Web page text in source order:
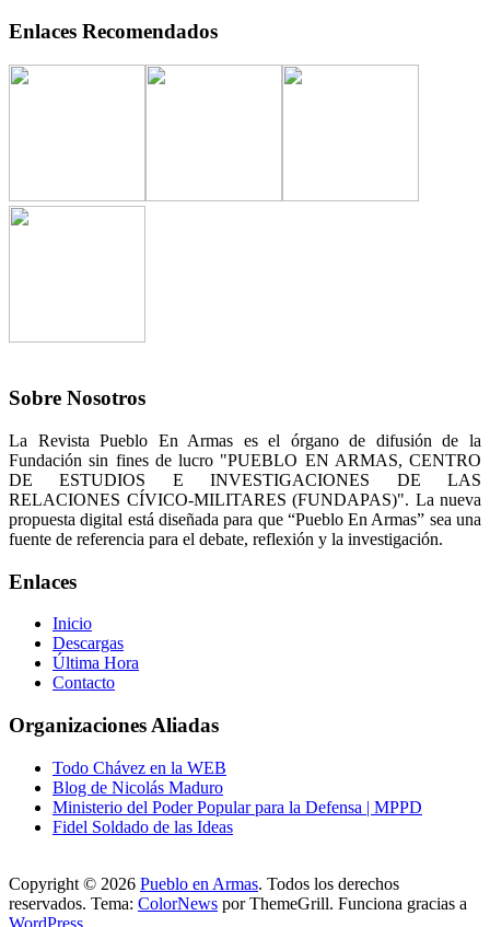
Enlaces Recomendados
Sobre Nosotros
La Revista Pueblo En Armas es el órgano de difusión de la
Fundación sin fines de lucro "PUEBLO EN ARMAS, CENTRO
DE ESTUDIOS E INVESTIGACIONES DE LAS
RELACIONES CÍVICO-MILITARES (FUNDAPAS)". La nueva
propuesta digital está diseñada para que “Pueblo En Armas” sea una
fuente de referencia para el debate, reflexión y la investigación.
Enlaces
Inicio
Descargas
Última Hora
Contacto
Organizaciones Aliadas
Todo Chávez en la WEB
Blog de Nicolás Maduro
Ministerio del Poder Popular para la Defensa | MPPD
Fidel Soldado de las Ideas
Copyright © 2026 Pueblo en Armas. Todos los derechos
reservados. Tema: ColorNews por ThemeGrill. Funciona gracias a
WordPress